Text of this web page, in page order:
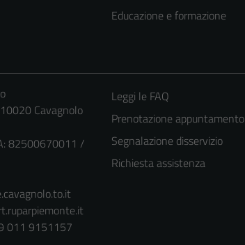
Educazione e formazione
Cavagnolo
82500670011 /
011 9151157
Leggi le FAQ
Prenotazione appuntamento
Segnalazione disservizio
Richiesta assistenza